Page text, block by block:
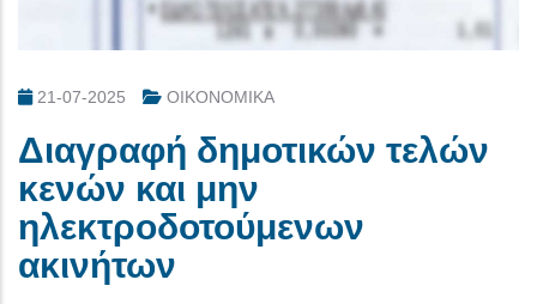
21-07-2025 ΟΙΚΟΝΟΜΙΚΑ
Διαγραφή δημοτικών τελών
κενών και μην
ηλεκτροδοτούμενων
ακινήτων